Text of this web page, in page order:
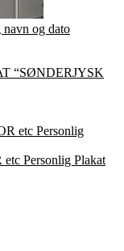
og dato
“SØNDERJYSK
Personlig Plakat